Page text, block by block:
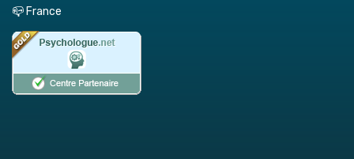
📪 France